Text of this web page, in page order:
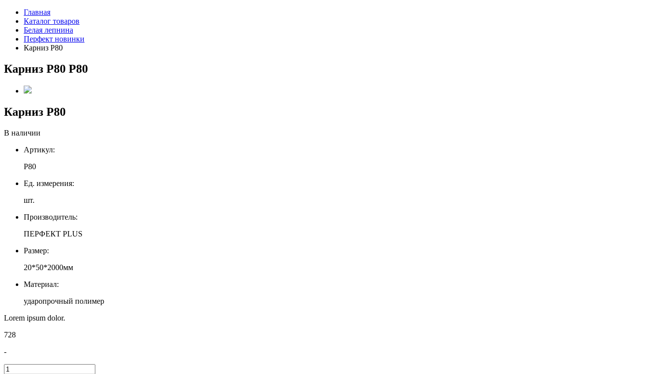
Главная
Каталог товаров
Белая лепнина
Перфект новинки
Карниз Р80
Карниз Р80 Р80
Карниз Р80
В наличии
Артикул:
Р80
Ед. измерения:
шт.
Производитель:
ПЕРФЕКТ PLUS
Размер:
20*50*2000мм
Материал:
ударопрочный полимер
Lorem ipsum dolor.
728
-